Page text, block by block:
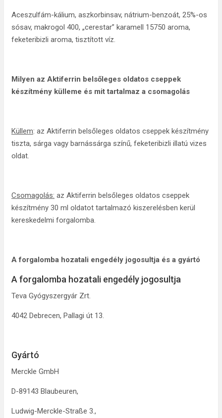
Aceszulfám-kálium, aszkorbinsav, nátrium-benzoát, 25%-os
sósav, makrogol 400, „cerestar” karamell 15750 aroma,
feketeribizli aroma, tisztított víz.
Milyen az Aktiferrin belsőleges oldatos cseppek
készítmény külleme és mit tartalmaz a csomagolás
Küllem: az Aktiferrin belsőleges oldatos cseppek készítmény
tiszta, sárga vagy barnássárga színű, feketeribizli illatú vizes
oldat.
Csomagolás: az Aktiferrin belsőleges oldatos cseppek
készítmény 30 ml oldatot tartalmazó kiszerelésben kerül
kereskedelmi forgalomba.
A forgalomba hozatali engedély jogosultja és a gyártó
A forgalomba hozatali engedély jogosultja
Teva Gyógyszergyár Zrt.
4042 Debrecen, Pallagi út 13.
Gyártó
Merckle GmbH
D-89143 Blaubeuren,
Ludwig-Merckle-Straße 3.,